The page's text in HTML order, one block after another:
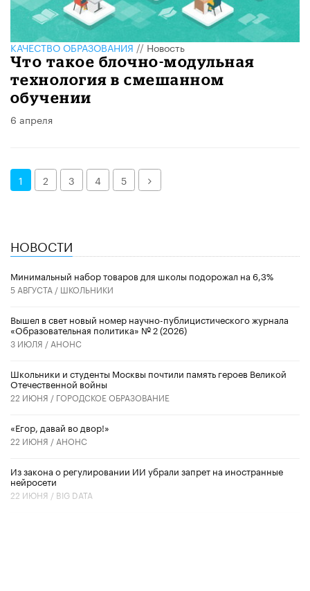
КАЧЕСТВО ОБРАЗОВАНИЯ//Новость
Что такое блочно-модульная
технология в смешанном
обучении
6 апреля
1 2 3 4 5 Далее
НОВОСТИ
Минимальный набор товаров для школы подорожал на 6,3%
5 АВГУСТА / ШКОЛЬНИКИ
Вышел в свет новый номер научно-публицистического журнала
«Образовательная политика» № 2 (2026)
3 ИЮЛЯ / АНОНС
Школьники и студенты Москвы почтили память героев Великой
Отечественной войны
22 ИЮНЯ / ГОРОДСКОЕ ОБРАЗОВАНИЕ
«Егор, давай во двор!»
22 ИЮНЯ / АНОНС
Из закона о регулировании ИИ убрали запрет на иностранные
нейросети
22 ИЮНЯ / BIG DATA